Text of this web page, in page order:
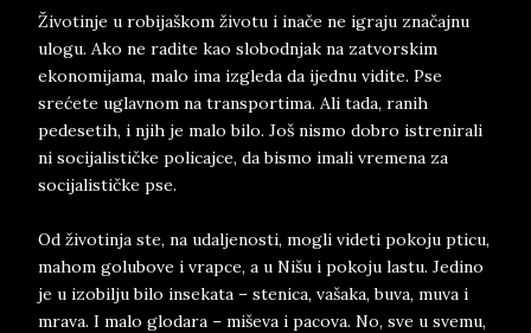
Životinje u robijaškom životu i inače ne igraju značajnu
ulogu. Ako ne radite kao slobodnjak na zatvorskim
ekonomijama, malo ima izgleda da ijednu vidite. Pse
srećete uglavnom na transportima. Ali tada, ranih
pedesetih, i njih je malo bilo. Još nismo dobro istrenirali
ni socijalističke policajce, da bismo imali vremena za
socijalističke pse.
Od životinja ste, na udaljenosti, mogli videti pokoju pticu,
mahom golubove i vrapce, a u Nišu i pokoju lastu. Jedino
je u izobilju bilo insekata – stenica, vašaka, buva, muva i
mrava. I malo glodara – miševa i pacova. No, sve u svemu,